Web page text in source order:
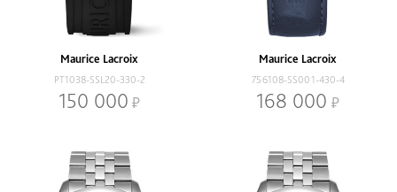
Коллекции
Aikon
Наличие
Механизм
Кварцевый
Механический
Maurice Lacroix
PT1038-SSL20-330-2
150 000
Maurice Lacroix
756108-SS001-430-4
168 000